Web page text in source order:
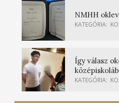
NMHH
KATEGÓRIA:
Így válasz
KATEGÓRIA: